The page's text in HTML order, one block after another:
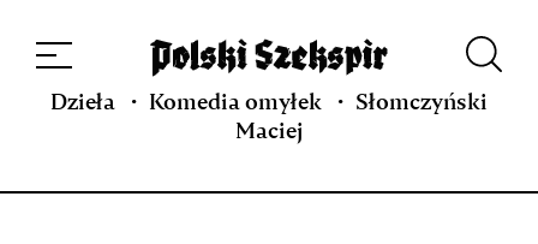
projekcie
Kontakt Indeks strony Aplikacja
Repozytorium XIX w.
Dzieła Komedia omyłek
Słomczyński
Maciej